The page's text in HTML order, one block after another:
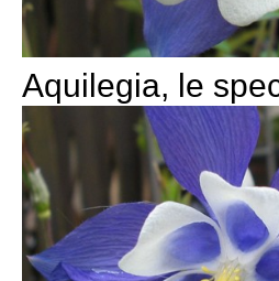
Aquilegia, le